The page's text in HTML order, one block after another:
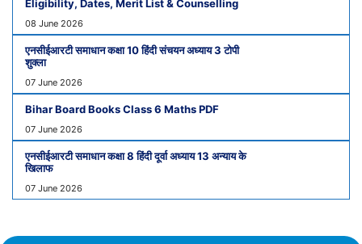
Eligibility, Dates, Merit List & Counselling
08 June 2026
एनसीईआरटी समाधान कक्षा 10 हिंदी संचयन अध्याय 3 टोपी
शुक्ला
07 June 2026
Bihar Board Books Class 6 Maths PDF
07 June 2026
एनसीईआरटी समाधान कक्षा 8 हिंदी दूर्वा अध्याय 13 अन्याय के
खिलाफ
07 June 2026